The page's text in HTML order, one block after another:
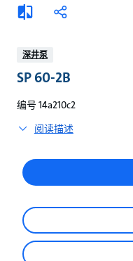
添
加
较
分
深井泵
SP 60-2B
编号 14a210c2
阅读描述